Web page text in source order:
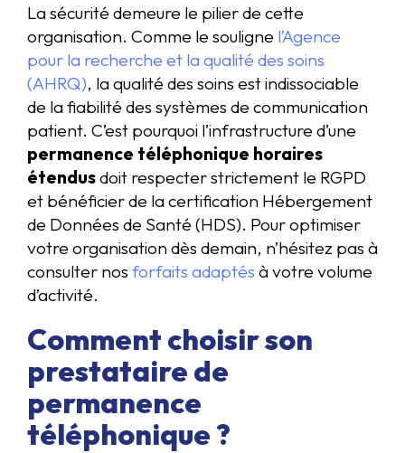
La sécurité demeure le pilier de cette
organisation. Comme le souligne l’Agence
pour la recherche et la qualité des soins
(AHRQ), la qualité des soins est indissociable
de la fiabilité des systèmes de communication
patient. C’est pourquoi l’infrastructure d’une
permanence téléphonique horaires
étendusdoit respecter strictement le RGPD
et bénéficier de la certification Hébergement
de Données de Santé (HDS). Pour optimiser
votre organisation dès demain, n’hésitez pas à
consulter nos forfaits adaptés à votre volume
d’activité.
Comment choisir son
prestataire de
permanence
téléphonique ?